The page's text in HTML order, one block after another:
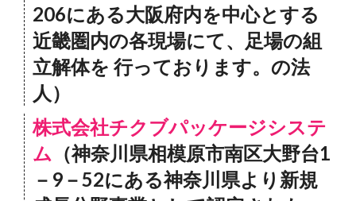
206にある大阪府内を中心とする
近畿圏内の各現場にて、足場の組
立解体を 行っております。の法
人）
株式会社チクブパッケージシステ
ム （神奈川県相模原市南区大野台1
－9－52にある神奈川県より新規